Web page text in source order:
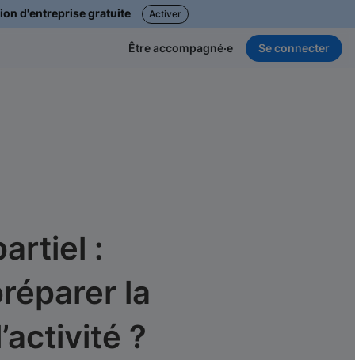
d'entreprise gratuite Activer
Être accompagné·e Se connecter
:
la
?